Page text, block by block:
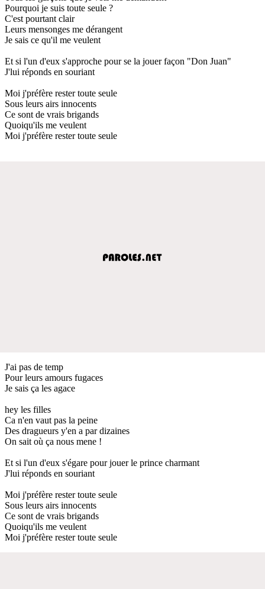
Pourquoi je suis toute seule ?
C'est pourtant clair
Leurs mensonges me dérangent
Je sais ce qu'il me veulent
Et si l'un d'eux s'approche pour se la jouer façon "Don Juan"
J'lui réponds en souriant
Moi j'préfère rester toute seule
Sous leurs airs innocents
Ce sont de vrais brigands
Quoiqu'ils me veulent
Moi j'préfère rester toute seule
J'ai pas de temp
Pour leurs amours fugaces
Je sais ça les agace
hey les filles
Ca n'en vaut pas la peine
Des dragueurs y'en a par dizaines
On sait où ça nous mene !
Et si l'un d'eux s'égare pour jouer le prince charmant
J'lui réponds en souriant
Moi j'préfère rester toute seule
Sous leurs airs innocents
Ce sont de vrais brigands
Quoiqu'ils me veulent
Moi j'préfère rester toute seule